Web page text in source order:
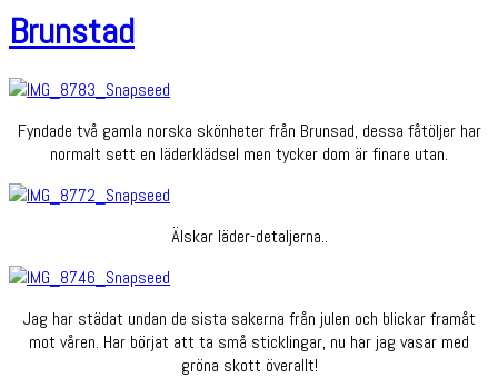
Brunstad
Fyndade två gamla norska skönheter från Brunsad, dessa fåtöljer har
normalt sett en läderklädsel men tycker dom är finare utan.
Älskar läder-detaljerna..
Jag har städat undan de sista sakerna från julen och blickar framåt
mot våren. Har börjat att ta små sticklingar, nu har jag vasar med
gröna skott överallt!